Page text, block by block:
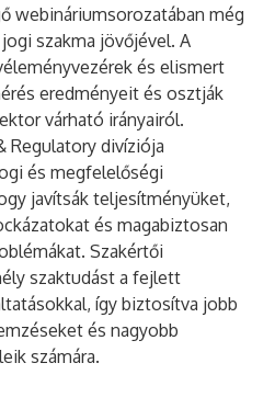
webináriumsorozatában még
szakma jövőjével. A
és elismert
eredményeit és osztják
várható irányairól.
Regulatory divíziója
és megfelelőségi
javítsák teljesítményüket,
és magabiztosan
Szakértői
szaktudást a fejlett
így biztosítva jobb
és nagyobb
számára.